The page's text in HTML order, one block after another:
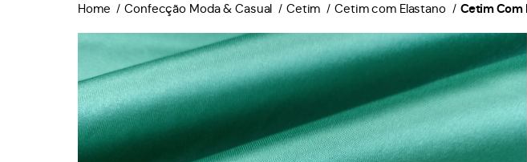
Home Confecção Moda & Casual Cetim Cetim com Elastano Cetim Com